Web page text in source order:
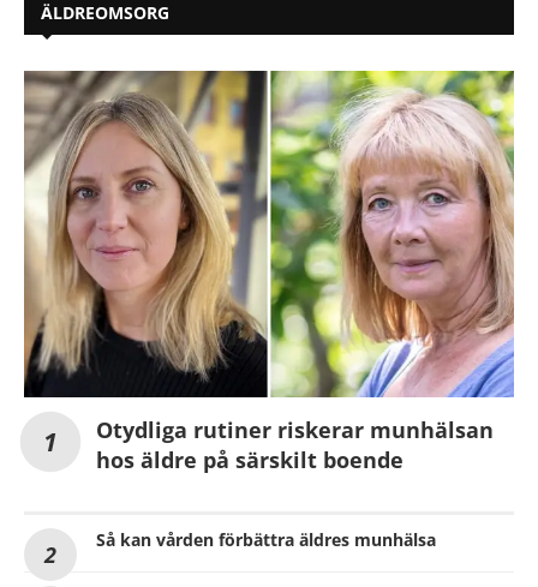
ÄLDREOMSORG
Otydliga rutiner riskerar munhälsan
hos äldre på särskilt boende
Så kan vården förbättra äldres munhälsa